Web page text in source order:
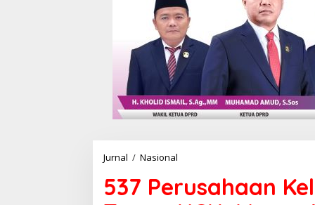
Jurnal / Nasional
7
537 Perusahaan